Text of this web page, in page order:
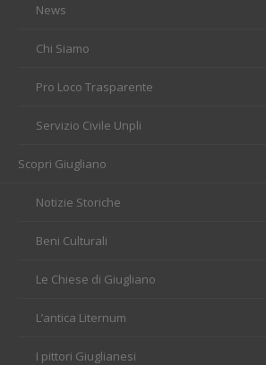
News
Chi Siamo
Pro Loco Trasparente
Servizio Civile Unpli
Scopri Giugliano
Notizie Storiche
Beni Culturali
Le Chiese di Giugliano
L’antica Liternum
I pittori Giuglianesi